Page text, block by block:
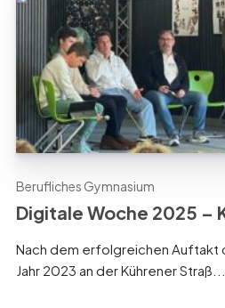
Berufliches Gymnasium
Digitale Woche 2025 –
Nach dem erfolgreichen Auftakt
Jahr 2023 an der Kührener Straß...